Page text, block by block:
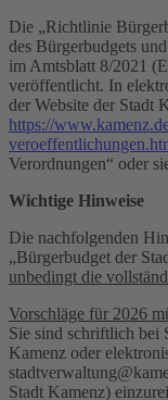
Die „Richtlinie
des Bürgerbudgets
im Amtsblatt 8/2021
veröffentlicht. In
der Website der Stadt
https://
Verordnungen“ oder
Wichtige Hinweise
Die nachfolgenden
„Bürgerbudget der
unbedingt die
Vorschläge für 2026
Sie sind schriftlich bei
Kamenz oder
Stadt Kamenz)